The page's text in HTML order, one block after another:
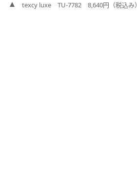
texcy luxe TU-7782 8,640円（税込み）